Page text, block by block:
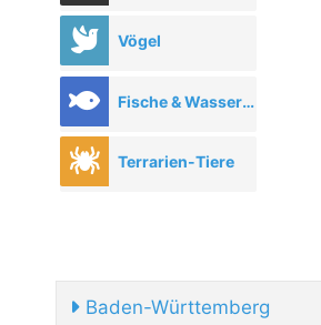
Vögel
Fische & Wassertiere
Terrarien-Tiere
Baden-Württemberg